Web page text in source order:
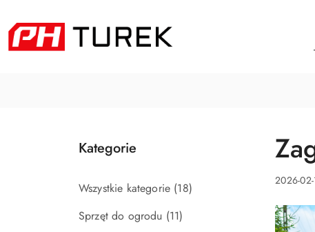
Kategorie
Wszystkie kategorie (18)
Sprzęt do ogrodu (11)
2026-